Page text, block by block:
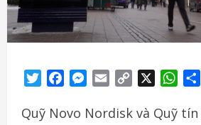
TwitterFacebookMessenger
Email
Copy
Quỹ Novo Nordisk và Quỹ